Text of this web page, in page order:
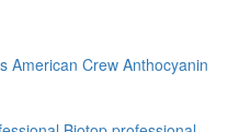
American Crew Anthocyanin